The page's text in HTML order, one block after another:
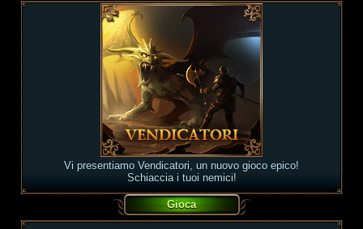
Vi presentiamo Vendicatori, un nuovo gioco epico!
Schiaccia i tuoi nemici!